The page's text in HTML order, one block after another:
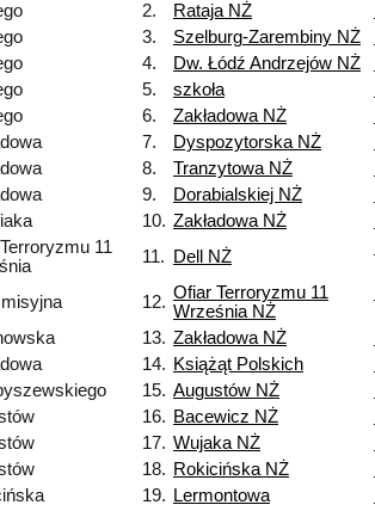
2. Rataja NŻ
3. Szelburg-Zarembiny NŻ
4. Dw. Łódź Andrzejów NŻ
5. szkoła
6. Zakładowa NŻ
7. Dyspozytorska NŻ
8. Tranzytowa NŻ
9. Dorabialskiej NŻ
10. Zakładowa NŻ
11
11. Dell NŻ
12. Ofiar Terroryzmu 11
Września NŻ
13. Zakładowa NŻ
14. Książąt Polskich
15. Augustów NŻ
16. Bacewicz NŻ
17. Wujaka NŻ
18. Rokicińska NŻ
19. Lermontowa